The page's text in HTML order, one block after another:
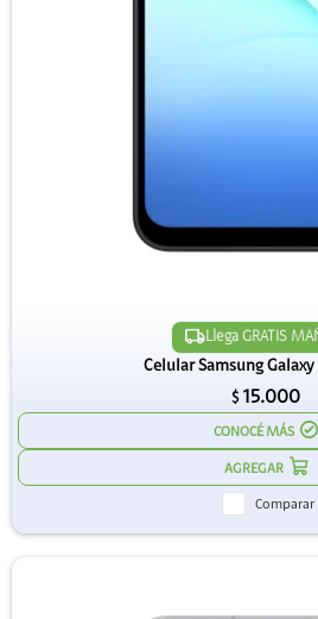
Llega GRATIS
Celular Samsung Galaxy
$ 15.000
CONOCÉ MÁS
Comparar